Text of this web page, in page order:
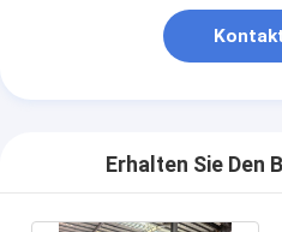
Erhalten Sie Den